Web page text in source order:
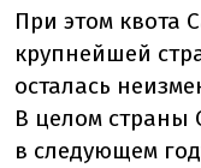
При этом квота
крупнейшей
осталась
В целом страны
в следующем